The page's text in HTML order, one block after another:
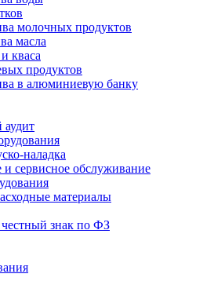
молочных продуктов
масла
кваса
продуктов
в алюминиевую банку
аудит
наладка
и сервисное обслуживание
материалы
знак по ФЗ